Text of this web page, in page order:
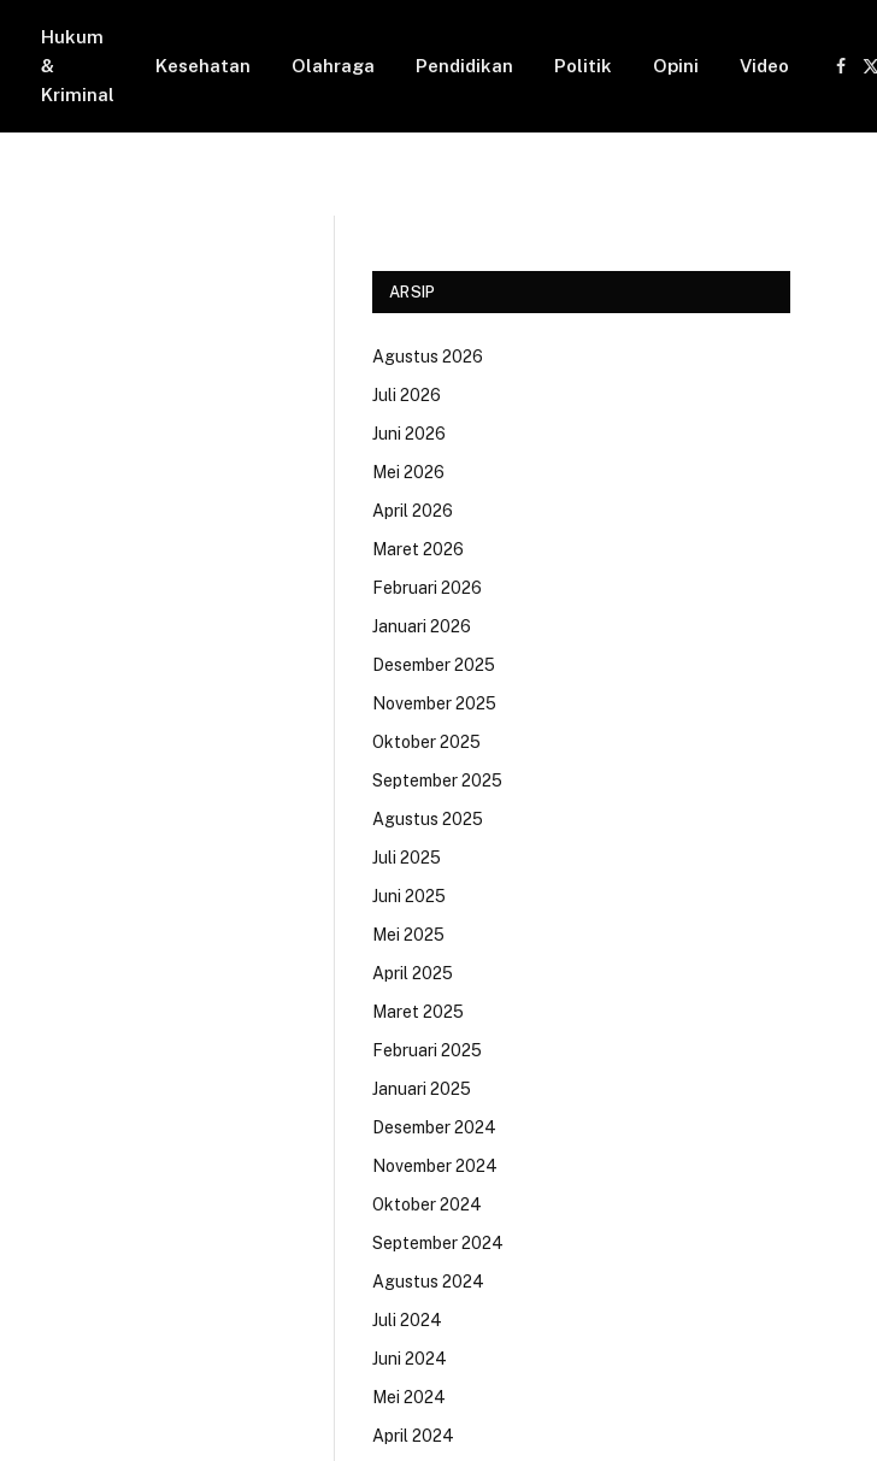
Hukum
&
Kriminal
Kesehatan Olahraga Pendidikan Politik Opini Video
ARSIP
Agustus 2026
Juli 2026
Juni 2026
Mei 2026
April 2026
Maret 2026
Februari 2026
Januari 2026
Desember 2025
November 2025
Oktober 2025
September 2025
Agustus 2025
Juli 2025
Juni 2025
Mei 2025
April 2025
Maret 2025
Februari 2025
Januari 2025
Desember 2024
November 2024
Oktober 2024
September 2024
Agustus 2024
Juli 2024
Juni 2024
Mei 2024
April 2024